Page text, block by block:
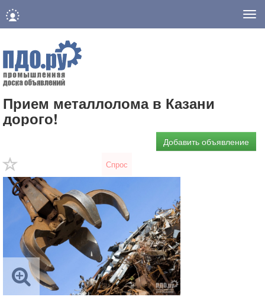
Прием металлолома в Казани
дорого!
Добавить объявление
Спрос